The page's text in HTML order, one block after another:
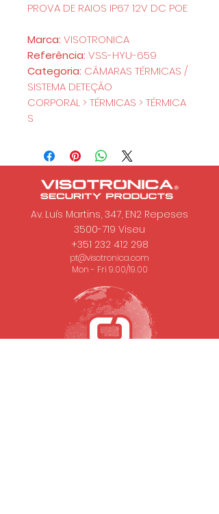
PROVA DE RAIOS IP67 12V DC POE
Marca: VISOTRONICA
Referência: VSS-HYU-659
Categoria: CÂMARAS TÉRMICAS /
SISTEMA DETEÇÃO
CORPORAL > TÉRMICAS > TÉRMICA
S
Av. Luís Martins, 347, EN2 Repeses
3500-719 Viseu
+351 232 412 298
pt@visotronica.com
Mon - Fri 9.00/19.00